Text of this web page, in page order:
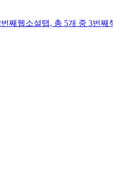
째 웹소설탭, 총 5개 중 3번째